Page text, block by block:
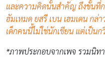
และความคิดนั้นสำคัญ ถึงขั้นที่
ฮัมเหมด ยสรี เบน เฮมเดน กล่
เด็กคนนี้ไม่ใช่นักเขียน แต่เป็น
*ภาพประกอบจากเพจ รวมนิท